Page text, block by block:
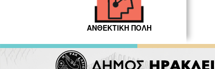
ΑΝΘΕΚΤΙΚΗ ΠΟΛΗ